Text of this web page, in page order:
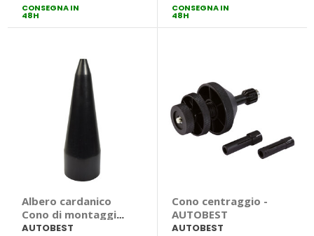
CONSEGNA IN
48H
CONSEGNA IN
48H
Albero cardanico
Cono di montaggio
- AUTOBEST
AUTOBEST
Cono centraggio -
AUTOBEST
AUTOBEST